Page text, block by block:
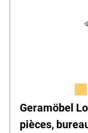
Geramöbel
pièces,